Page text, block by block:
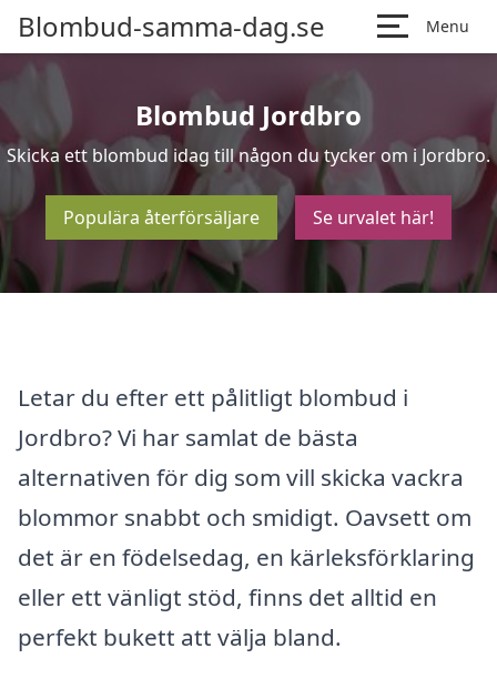
Blombud-samma-dag.se Menu
Blombud Jordbro
Skicka ett blombud idag till någon du tycker om i Jordbro.
Populära återförsäljare Se urvalet här!
Letar du efter ett pålitligt blombud i
Jordbro? Vi har samlat de bästa
alternativen för dig som vill skicka vackra
blommor snabbt och smidigt. Oavsett om
det är en födelsedag, en kärleksförklaring
eller ett vänligt stöd, finns det alltid en
perfekt bukett att välja bland.